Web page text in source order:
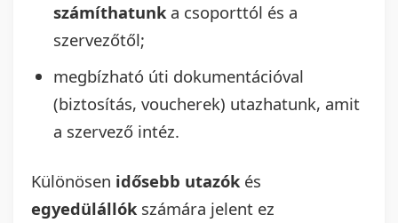
számíthatunk a csoporttól és a
szervezőtől;
megbízható úti dokumentációval
(biztosítás, voucherek) utazhatunk, amit
a szervező intéz.
Különösen idősebb utazók és
egyedülállók számára jelent ez